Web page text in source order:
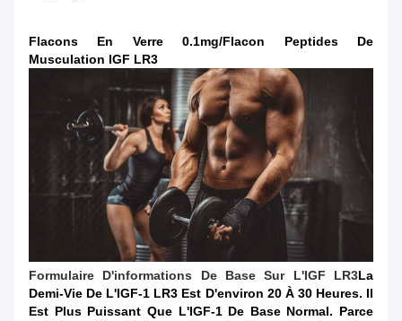
Flacons En Verre 0.1mg/flacon Peptides De
Musculation IGF LR3
Formulaire D'informations De Base Sur L'IGF LR3La
Demi-Vie De L'IGF-1 LR3 Est D'environ 20 À 30 Heures. Il
Est Plus Puissant Que L'IGF-1 De Base Normal. Parce